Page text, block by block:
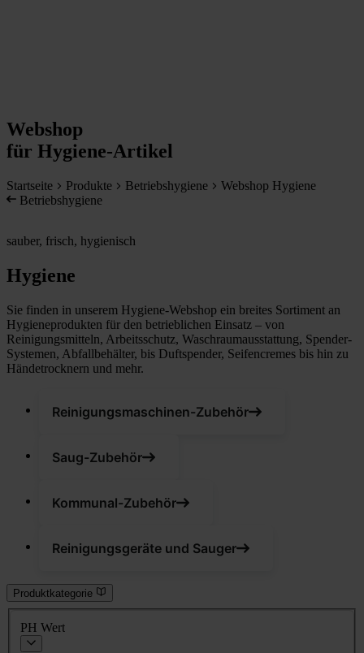
Webshop
für Hygiene-Artikel
Startseite Produkte Betriebshygiene
Webshop Hygiene
Betriebshygiene
sauber, frisch, hygienisch
Hygiene
Sie finden in unserem Hygiene-Webshop ein breites Sortiment an
Hygieneprodukten für den betrieblichen Einsatz – von
Reinigungsmitteln, Arbeitsschutz, Waschraumausstattung, Spender-
Systemen, Abfallbehälter, bis Duftspender, Seifencremes bis hin zu
Händetrocknern und mehr.
Reinigungsmaschinen-Zubehör
Saug-Zubehör
Kommunal-Zubehör
Reinigungsgeräte und Sauger
Produktkategorie
PH Wert